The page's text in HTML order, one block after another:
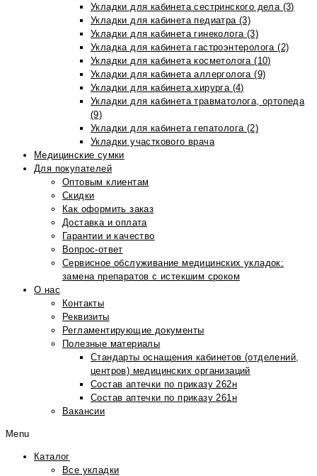
Укладки для кабинета сестринского дела (3)
Укладки для кабинета педиатра (3)
Укладки для кабинета гинеколога (3)
Укладка для кабинета гастроэнтеролога (2)
Укладки для кабинета косметолога (10)
Укладки для кабинета аллерголога (9)
Укладки для кабинета хирурга (4)
Укладки для кабинета травматолога, ортопеда
(9)
Укладки для кабинета гепатолога (2)
Укладки участкового врача
Медицинские сумки
Для покупателей
Оптовым клиентам
Скидки
Как оформить заказ
Доставка и оплата
Гарантии и качество
Вопрос-ответ
Сервисное обслуживание медицинских укладок:
замена препаратов с истекшим сроком
О нас
Контакты
Реквизиты
Регламентирующие документы
Полезные материалы
Стандарты оснащения кабинетов (отделений,
центров) медицинских организаций
Состав аптечки по приказу 262н
Состав аптечки по приказу 261н
Вакансии
Menu
Каталог
Все укладки